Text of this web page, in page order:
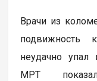
Врачи из
подвижность
неудачно упал
МРТ